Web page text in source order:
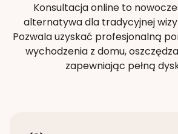
Konsultacja online to
alternatywa dla tradycyjnej
Pozwala uzyskać profesjonalną
wychodzenia z domu,
zapewniając pełną